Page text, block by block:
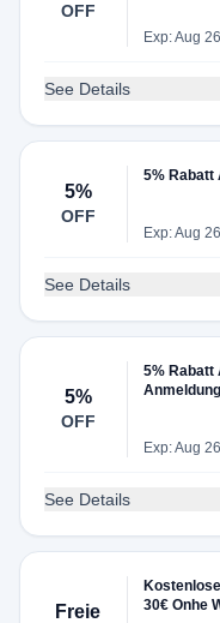
OFF
Exp: Aug
See Details
5%
OFF
5% Rabatt
Exp: Aug
See Details
5%
OFF
5% Rabatt
Anmeldung
Exp: Aug
See Details
Freie
30€ Onhe